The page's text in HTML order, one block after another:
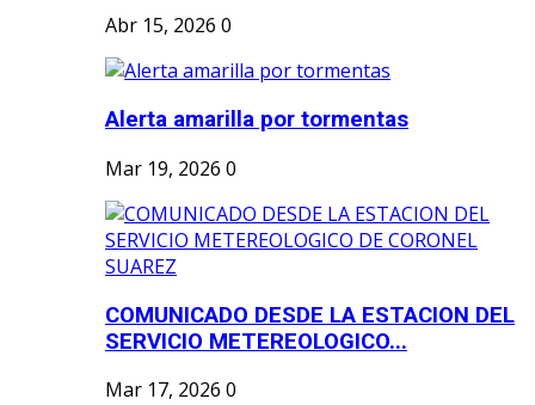
Abr 15, 2026 0
Alerta amarilla por tormentas
Mar 19, 2026 0
COMUNICADO DESDE LA ESTACION DEL
SERVICIO METEREOLOGICO...
Mar 17, 2026 0